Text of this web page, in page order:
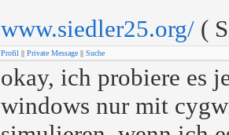
www.siedler25.org/ (
Profil || Private Message || Suche
okay, ich probiere es
windows nur mit